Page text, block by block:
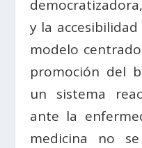
y la
modelo
promoción del
un sistema
ante la
medicina no